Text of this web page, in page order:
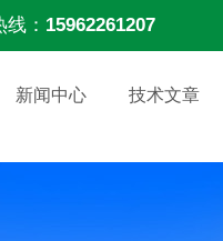
： 15962261207
新闻中心 技术文章